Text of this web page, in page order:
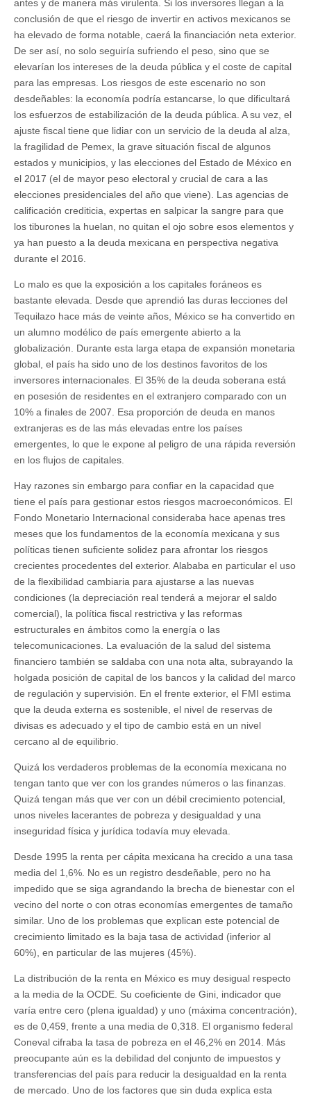
antes y de manera más virulenta. Si los inversores llegan a la
conclusión de que el riesgo de invertir en activos mexicanos se
ha elevado de forma notable, caerá la financiación neta exterior.
De ser así, no solo seguiría sufriendo el peso, sino que se
elevarían los intereses de la deuda pública y el coste de capital
para las empresas. Los riesgos de este escenario no son
desdeñables: la economía podría estancarse, lo que dificultará
los esfuerzos de estabilización de la deuda pública. A su vez, el
ajuste fiscal tiene que lidiar con un servicio de la deuda al alza,
la fragilidad de Pemex, la grave situación fiscal de algunos
estados y municipios, y las elecciones del Estado de México en
el 2017 (el de mayor peso electoral y crucial de cara a las
elecciones presidenciales del año que viene). Las agencias de
calificación crediticia, expertas en salpicar la sangre para que
los tiburones la huelan, no quitan el ojo sobre esos elementos y
ya han puesto a la deuda mexicana en perspectiva negativa
durante el 2016.
Lo malo es que la exposición a los capitales foráneos es
bastante elevada. Desde que aprendió las duras lecciones del
Tequilazo hace más de veinte años, México se ha convertido en
un alumno modélico de país emergente abierto a la
globalización. Durante esta larga etapa de expansión monetaria
global, el país ha sido uno de los destinos favoritos de los
inversores internacionales. El 35% de la deuda soberana está
en posesión de residentes en el extranjero comparado con un
10% a finales de 2007. Esa proporción de deuda en manos
extranjeras es de las más elevadas entre los países
emergentes, lo que le expone al peligro de una rápida reversión
en los flujos de capitales.
Hay razones sin embargo para confiar en la capacidad que
tiene el país para gestionar estos riesgos macroeconómicos. El
Fondo Monetario Internacional consideraba hace apenas tres
meses que los fundamentos de la economía mexicana y sus
políticas tienen suficiente solidez para afrontar los riesgos
crecientes procedentes del exterior. Alababa en particular el uso
de la flexibilidad cambiaria para ajustarse a las nuevas
condiciones (la depreciación real tenderá a mejorar el saldo
comercial), la política fiscal restrictiva y las reformas
estructurales en ámbitos como la energía o las
telecomunicaciones. La evaluación de la salud del sistema
financiero también se saldaba con una nota alta, subrayando la
holgada posición de capital de los bancos y la calidad del marco
de regulación y supervisión. En el frente exterior, el FMI estima
que la deuda externa es sostenible, el nivel de reservas de
divisas es adecuado y el tipo de cambio está en un nivel
cercano al de equilibrio.
Quizá los verdaderos problemas de la economía mexicana no
tengan tanto que ver con los grandes números o las finanzas.
Quizá tengan más que ver con un débil crecimiento potencial,
unos niveles lacerantes de pobreza y desigualdad y una
inseguridad física y jurídica todavía muy elevada.
Desde 1995 la renta per cápita mexicana ha crecido a una tasa
media del 1,6%. No es un registro desdeñable, pero no ha
impedido que se siga agrandando la brecha de bienestar con el
vecino del norte o con otras economías emergentes de tamaño
similar. Uno de los problemas que explican este potencial de
crecimiento limitado es la baja tasa de actividad (inferior al
60%), en particular de las mujeres (45%).
La distribución de la renta en México es muy desigual respecto
a la media de la OCDE. Su coeficiente de Gini, indicador que
varía entre cero (plena igualdad) y uno (máxima concentración),
es de 0,459, frente a una media de 0,318. El organismo federal
Coneval cifraba la tasa de pobreza en el 46,2% en 2014. Más
preocupante aún es la debilidad del conjunto de impuestos y
transferencias del país para reducir la desigualdad en la renta
de mercado. Uno de los factores que sin duda explica esta